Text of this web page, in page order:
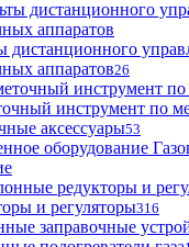
дистанционного
аппаратов26
инструмент по
аксессуары53
и регуляторы316
заправочные